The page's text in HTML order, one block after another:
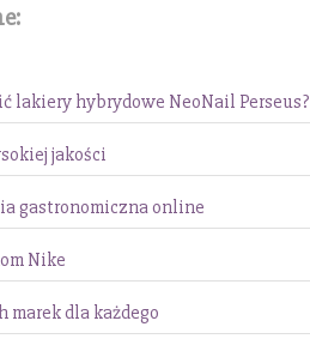
lakiery hybrydowe NeoNail Perseus?
jakości
gastronomiczna online
Nike
marek dla każdego